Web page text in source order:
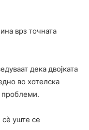
врз точната
дека двојката
во хотелска
сè уште се